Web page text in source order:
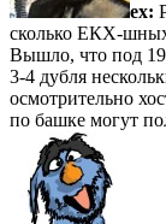
ex:
сколько ЕКХ-шных
Вышло, что под
3-4 дубля
осмотрительно
по башке могут